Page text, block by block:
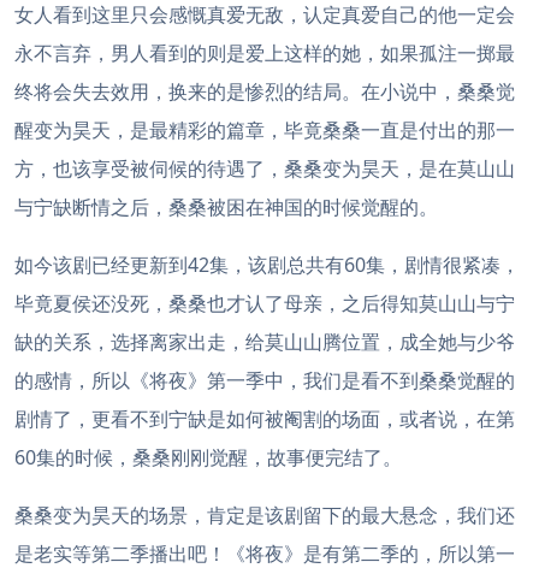
女人看到这里只会感慨真爱无敌，认定真爱自己的他一定会
永不言弃，男人看到的则是爱上这样的她，如果孤注一掷最
终将会失去效用，换来的是惨烈的结局。在小说中，桑桑觉
醒变为昊天，是最精彩的篇章，毕竟桑桑一直是付出的那一
方，也该享受被伺候的待遇了，桑桑变为昊天，是在莫山山
与宁缺断情之后，桑桑被困在神国的时候觉醒的。
如今该剧已经更新到42集，该剧总共有60集，剧情很紧凑，
毕竟夏侯还没死，桑桑也才认了母亲，之后得知莫山山与宁
缺的关系，选择离家出走，给莫山山腾位置，成全她与少爷
的感情，所以《将夜》第一季中，我们是看不到桑桑觉醒的
剧情了，更看不到宁缺是如何被阉割的场面，或者说，在第
60集的时候，桑桑刚刚觉醒，故事便完结了。
桑桑变为昊天的场景，肯定是该剧留下的最大悬念，我们还
是老实等第二季播出吧！《将夜》是有第二季的，所以第一